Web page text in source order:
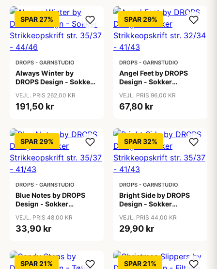
SPAR 27%
DROPS - GARNSTUDIO
Always Winter by
DROPS Design - Sokker
- 44/46
VEJL. PRIS 262,00 KR
191,50 kr
SPAR 29%
DROPS - GARNSTUDIO
Angel Feet by DROPS
Design - Sokker
32/34 - 41/43
VEJL. PRIS 96,00 KR
67,80 kr
SPAR 29%
DROPS - GARNSTUDIO
Blue Notes by DROPS
Design - Sokker
- 41/43
VEJL. PRIS 48,00 KR
33,90 kr
SPAR 32%
DROPS - GARNSTUDIO
Bright Side by DROPS
Design - Sokker
- 41/43
VEJL. PRIS 44,00 KR
29,90 kr
SPAR 21% SPAR 21%